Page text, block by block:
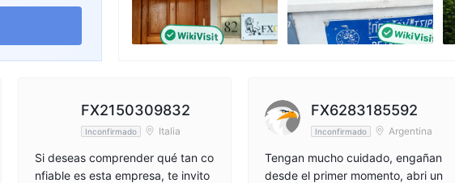
FX2150309832
Inconfirmado Italia
Si deseas comprender qué tan co
nfiable es esta empresa, te invito
FX6283185592
Inconfirmado Argentina
Tengan mucho cuidado, engañan
desde el primer momento, abri un